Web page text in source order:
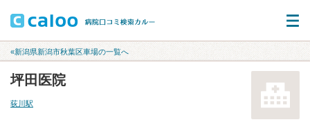
«新潟県新潟市秋葉区車場の一覧へ
坪田医院
荻川駅